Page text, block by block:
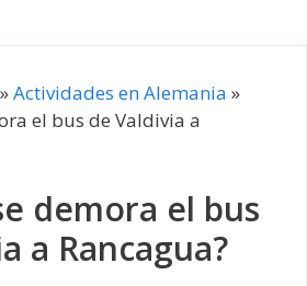
»Actividades en Alemania »
el bus de Valdivia a
demora el bus
a Rancagua?